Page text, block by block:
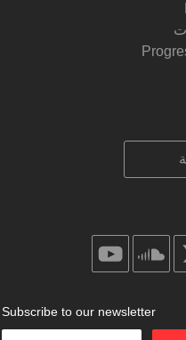
soundcloud
Subscribe to our newsletter